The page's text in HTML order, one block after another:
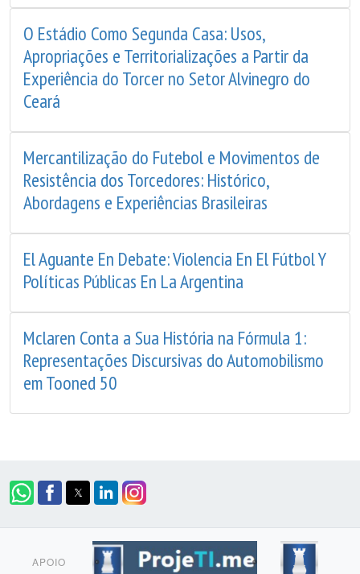
O Estádio Como Segunda Casa: Usos,
Apropriações e Territorializações a Partir da
Experiência do Torcer no Setor Alvinegro do
Ceará
Mercantilização do Futebol e Movimentos de
Resistência dos Torcedores: Histórico,
Abordagens e Experiências Brasileiras
El Aguante En Debate: Violencia En El Fútbol Y
Políticas Públicas En La Argentina
Mclaren Conta a Sua História na Fórmula 1:
Representações Discursivas do Automobilismo
em Tooned 50
APOIO